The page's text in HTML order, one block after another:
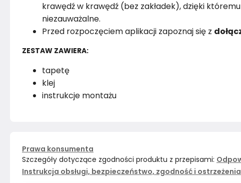
krawędź w krawędź (bez zakładek), dzięki
niezauważalne.
Przed rozpoczęciem aplikacji zapoznaj się z
ZESTAW ZAWIERA:
tapetę
klej
instrukcje montażu
Prawa konsumenta
Szczegóły dotyczące zgodności produktu z przepisami:
Instrukcja obsługi, bezpieczeństwo, zgodność i ostrzeżenia